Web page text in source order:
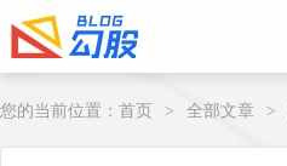
您的当前位置： 首页 > 全部文章 >